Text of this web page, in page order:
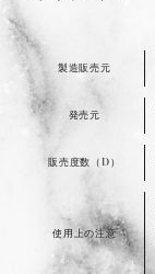
製造販売元
発売元
販売度数（D）
使用上の注意